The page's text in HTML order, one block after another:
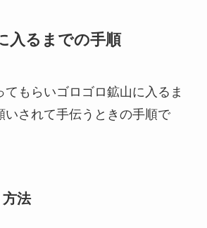
入るまでの手順
てもらいゴロゴロ鉱山に入るま
いされて手伝うときの手順で
法